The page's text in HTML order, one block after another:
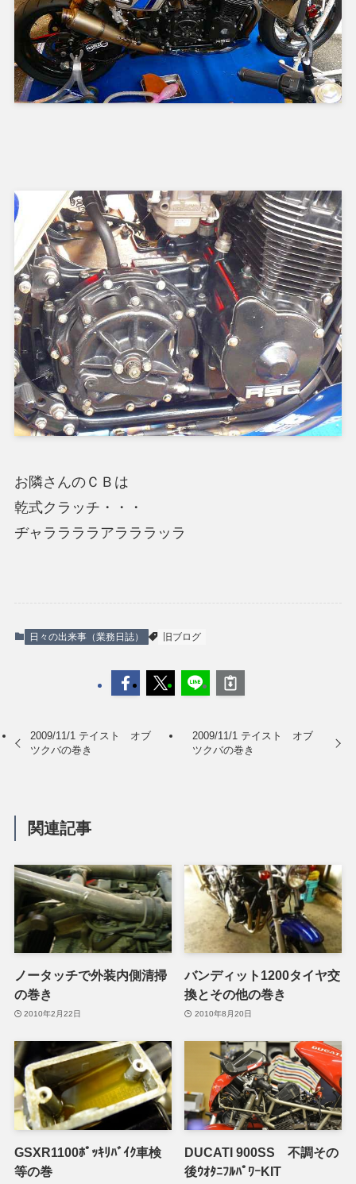
お隣さんのＣＢは
乾式クラッチ・・・
ヂャララララアラララッラ
日々の出来事（業務日誌） 旧ブログ
2009/11/1 テイスト オブ
ツクバの巻き
2009/11/1 テイスト オブ
ツクバの巻き
関連記事
ノータッチで外装内側清掃
の巻き
2010年2月22日
バンディット1200タイヤ交
換とその他の巻き
2010年8月20日
GSXR1100ﾎﾟｯｷﾘﾊﾞｲｸ車検
等の巻
DUCATI 900SS 不調その
後ｳｵﾀﾆﾌﾙﾊﾟﾜｰKIT